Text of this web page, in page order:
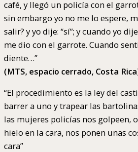
café, y llegó un policía con el
sin embargo yo no me lo espere,
salir? y yo dije: “sí”; y cuando yo
me dio con el garrote. Cuando
diente…”
(MTS, espacio cerrado, Costa
“El procedimiento es la ley del
barrer a uno y trapear las
las mujeres policías nos golpeen,
hielo en la cara, nos ponen unas
cara”